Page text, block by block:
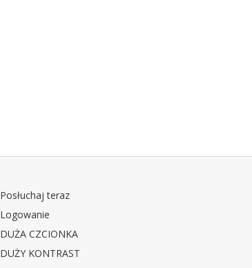
Posłuchaj teraz
Logowanie
DUŻA CZCIONKA
DUŻY KONTRAST